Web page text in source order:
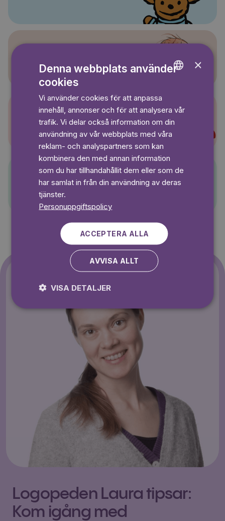
Super-Charlie
Pelle Svanslös
Logopeden Laura tipsar:
Kom igång med
×
Denna webbplats använder
cookies
Vi använder cookies för att anpassa
innehåll, annonser och för att analysera vår
trafik. Vi delar också information om din
användning av vår webbplats med våra
reklam- och analyspartners som kan
kombinera den med annan information
som du har tillhandahållit dem eller som de
har samlat in från din användning av deras
tjänster.
Personuppgiftspolicy
ACCEPTERA ALLA
AVVISA ALLT
VISA DETALJER